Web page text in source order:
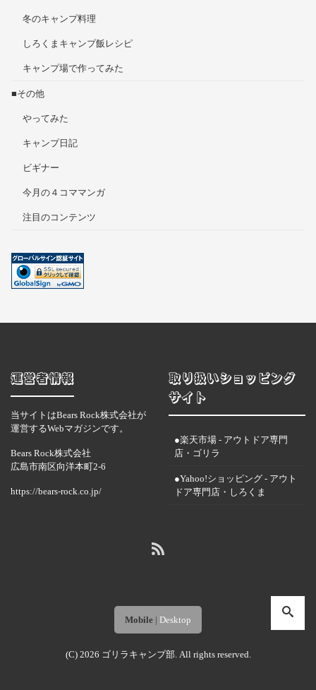
冬のキャンプ料理
しろくまキャンプ飯レシピ
キャンプ場で作ってみた
■その他
やってみた
キャンプ日記
ビギナー
今月の４コママンガ
注目のコンテンツ
運営者情報
当サイトはBears Rock株式会社が
運営するWebマガジンです。
Bears Rock株式会社
広島市南区向洋本町2-6
https://bears-rock.co.jp/
取り扱いショッピング
サイト
●楽天市場 - アウトドア専門
店・ゴリラ
●Yahoo!ショッピング - アウト
ドア専門店・しろくま
Mobile | Desktop
(C) 2026 ゴリラキャンプ部. All rights reserved.